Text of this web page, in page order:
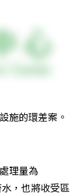
施的環差案。
理量為
，也將收受區